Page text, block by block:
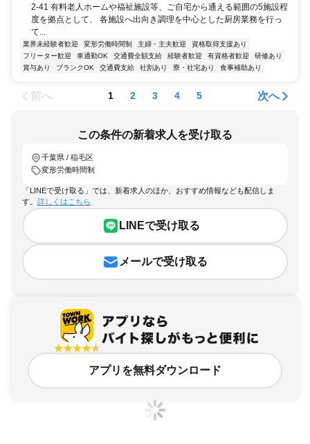
2-41 有料老人ホームや福祉施設等、ご自宅から通える範囲の5施設程
度を拠点として、 各施設へ出向き調理を中心とした厨房業務を行っ
て...
業界未経験者歓迎 変形労働時間制 主婦・主夫歓迎
資格取得支援あり
フリーター歓迎
車通勤OK 交通費全額支給 経験者歓迎 有資格者歓迎
研修あり
賞与あり
ブランクOK 交通費支給 社割あり 寮・社宅あり 食事補助あり
前へ 1 2 3 4 5 次へ
この条件の新着求人を受け取る
千葉県 / 稲毛区
変形労働時間制
「LINEで受け取る」では、新着求人のほか、おすすめ情報なども配信しま
す。 詳しくはこちら
LINEで受け取る
メールで受け取る
アプリを無料ダウンロード